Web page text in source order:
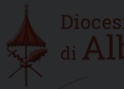
content
Home
new